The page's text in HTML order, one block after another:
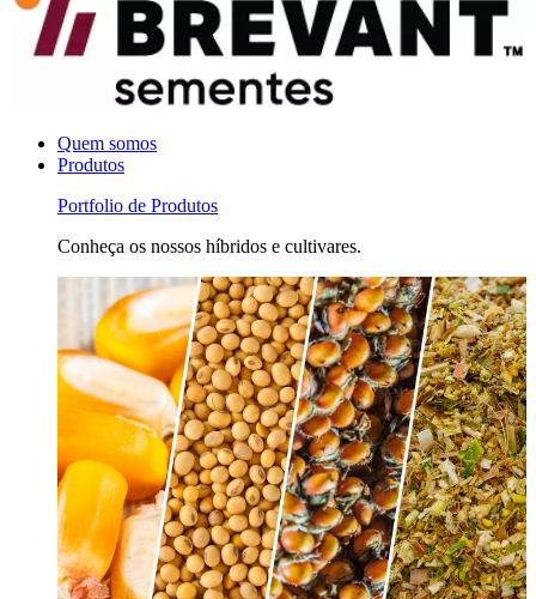
Quem somos
Produtos
Portfolio de Produtos
Conheça os nossos híbridos e cultivares.